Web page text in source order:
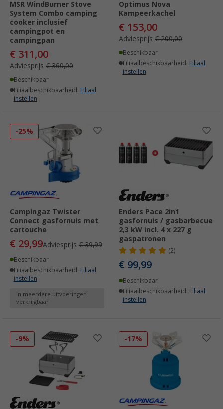
MSR WindBurner Stove
System Combo camping
cooker inclusief
campingpot en
campingpan
€ 311,00
Adviesprijs € 360,00
Beschikbaar
Filiaalbeschikbaarheid: Filiaal
instellen
Optimus Nova
Kampeerkachel
€ 153,00
Adviesprijs € 200,00
Beschikbaar
Filiaalbeschikbaarheid: Filiaal
instellen
-25%
Campingaz Twister
Connect gasfornuis met
cartouche
€ 29,99Adviesprijs € 39,99
Beschikbaar
Filiaalbeschikbaarheid: Filiaal
instellen
In meerdere uitvoeringen
verkrijgbaar
Enders Pace 2in1
gasfornuis / gasbarbecue
2,3 kW incl. 4 x 227 g
gaspatronen
(2)
€ 99,99
Beschikbaar
Filiaalbeschikbaarheid: Filiaal
instellen
-9% -17%